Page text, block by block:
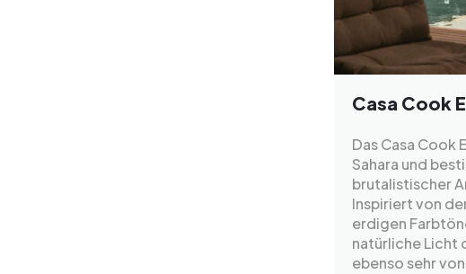
Casa Cook
Das Casa Cook
Sahara und
brutalistischer
Inspiriert von
erdigen
natürliche Licht
ebenso sehr